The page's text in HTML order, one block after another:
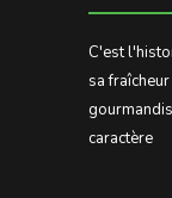
C'est
sa
caractère